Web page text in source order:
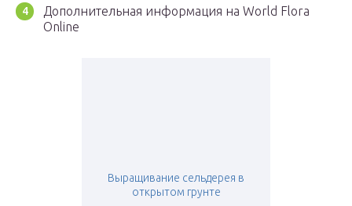
Дополнительная информация на World Flora
Online
Выращивание сельдерея в
открытом грунте